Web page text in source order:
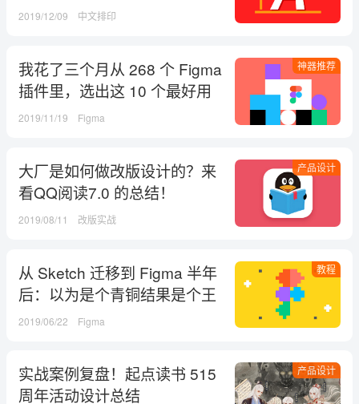
中文排印
2019/12/09
神器推荐
我花了三个月从 268 个 Figma
插件里，选出这 10 个最好用
的！
Figma
2019/11/19
产品设计
大厂是如何做改版设计的？来
看QQ阅读7.0 的总结！
改版实战
2019/08/11
教程
从 Sketch 迁移到 Figma 半年
后：以为是个青铜结果是个王
者？！
Figma
2019/06/22
产品设计
实战案例复盘！起点读书 515
周年活动设计总结